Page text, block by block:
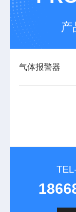
产
气体报警器